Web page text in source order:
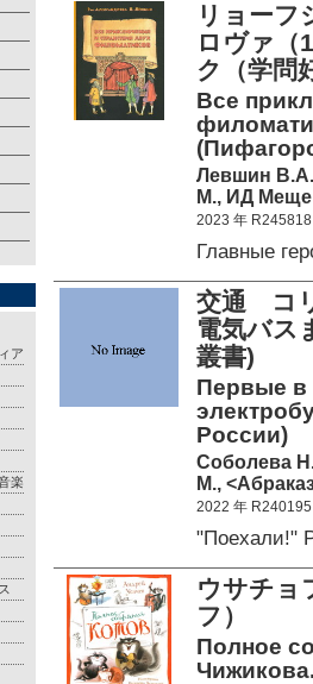
ア
楽
リョーフ
ロヴァ
ク（学問
Все
Левшин
М., ИД
2023 年 R245818
Главные
交通 コ
電気バ
叢書)
Первые в
России)
Соболева
М.,
2022 年 R240195
"Поехали!"
ウサチョ
フ）
Полное